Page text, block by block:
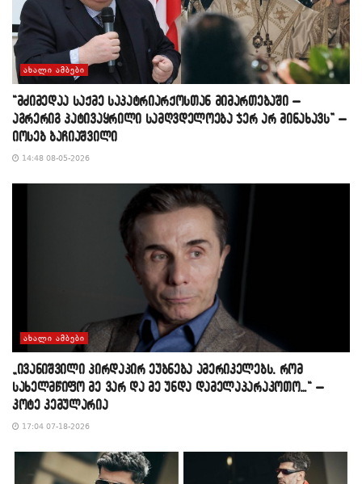
ᲐᲮᲐᲚᲘ ᲐᲛᲑᲔᲑᲘ
“მძიმედაა საქმე საპატრიარქოსთან მიმართებაში –
აგრერიგ პატივაყრილი სამღვდელოება ჯერ არ მინახავს” –
იოსებ ბაჩიაშვილი
14:48 08-05-2026
ᲐᲮᲐᲚᲘ ᲐᲛᲑᲔᲑᲘ
„ივანიშვილი პირდაპირ ეუბნება ამერიკელებს, რომ
სახელმწიფო მე ვარ და მე უნდა დამელაპარაკოთო…“ –
კოტე კემულარია
17:04 07-18-2026